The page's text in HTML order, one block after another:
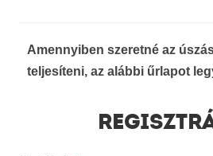
Amennyiben szeretné az
teljesíteni, az alábbi űrlapot